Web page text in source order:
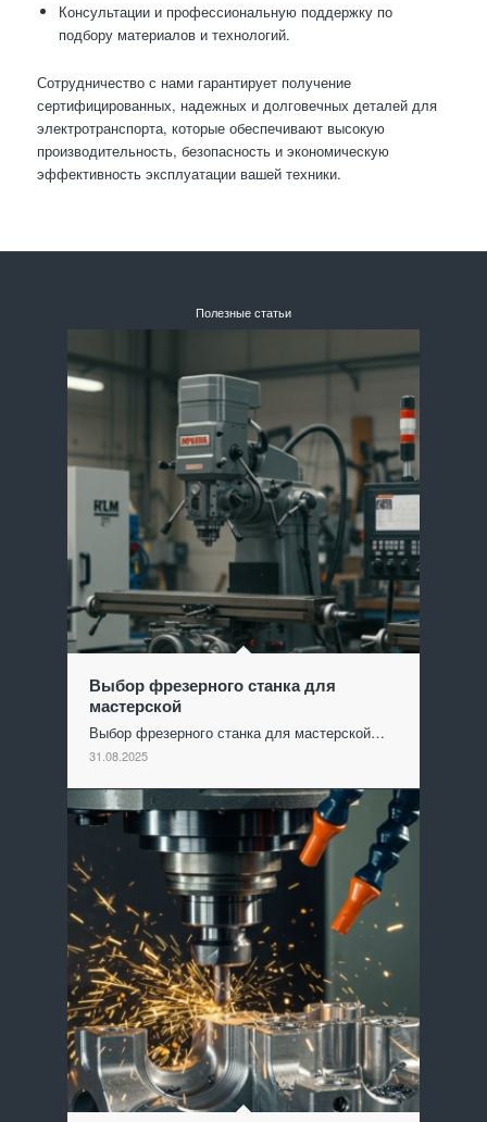
Консультации и профессиональную поддержку по
подбору материалов и технологий.
Сотрудничество с нами гарантирует получение
сертифицированных, надежных и долговечных деталей для
электротранспорта, которые обеспечивают высокую
производительность, безопасность и экономическую
эффективность эксплуатации вашей техники.
Полезные статьи
Выбор фрезерного станка для
мастерской
Выбор фрезерного станка для мастерской…
31.08.2025